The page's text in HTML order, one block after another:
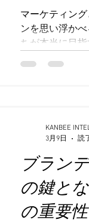
ません。 重要
うな体験が得
挙げると 「和
食卓を贅沢な
マーケティン
ンを思い浮か
ちが本当に目
「売るための
作ること」だ
する時に、た
集まる場所に
かりしていれ
タピオカ、ラ
映えるお店や
ブラン
の鍵と
の重要性
KANBEE
3月9日
読